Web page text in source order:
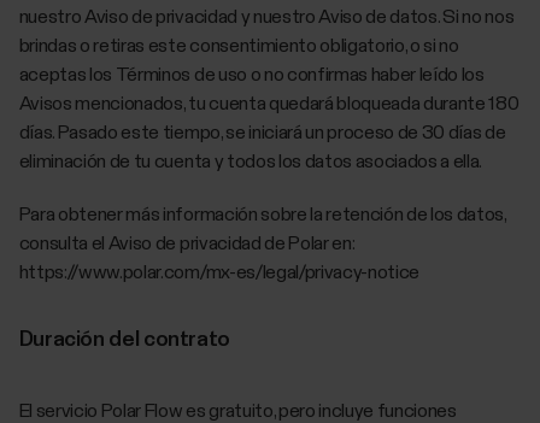
nuestro Aviso de privacidad y nuestro Aviso de datos. Si no nos
brindas o retiras este consentimiento obligatorio, o si no
aceptas los Términos de uso o no confirmas haber leído los
Avisos mencionados, tu cuenta quedará bloqueada durante 180
días. Pasado este tiempo, se iniciará un proceso de 30 días de
eliminación de tu cuenta y todos los datos asociados a ella.
Para obtener más información sobre la retención de los datos,
consulta el Aviso de privacidad de Polar en:
https://www.polar.com/mx-es/legal/privacy-notice
Duración del contrato
El servicio Polar Flow es gratuito, pero incluye funciones